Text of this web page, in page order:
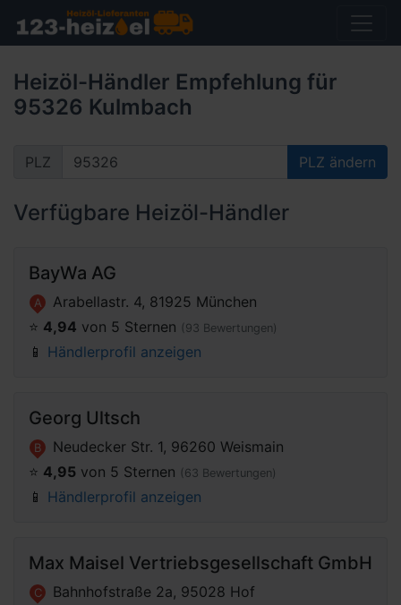
Heizöl-Händler Empfehlung für
95326 Kulmbach
PLZ PLZ ändern
Verfügbare Heizöl-Händler
BayWa AG
A
Arabellastr. 4, 81925 München
⭐️ 4,94 von 5 Sternen (93 Bewertungen)
📱 Händlerprofil anzeigen
Georg Ultsch
B
Neudecker Str. 1, 96260 Weismain
⭐️ 4,95 von 5 Sternen (63 Bewertungen)
📱 Händlerprofil anzeigen
Max Maisel Vertriebsgesellschaft GmbH
C
Bahnhofstraße 2a, 95028 Hof